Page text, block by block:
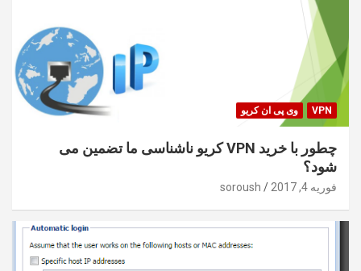
VPN وی پی ان کریو
چطور با خرید VPN کریو ناشناسی ما تضمین می
شود؟
فوریه 4, 2017 soroush